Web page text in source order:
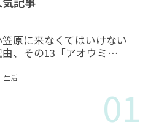
原に来なくてはいけない
由、その13「アオウミ…
生活
01